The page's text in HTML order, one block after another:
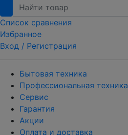
Список сравнения
Избранное
Вход / Регистрация
Бытовая техника
Профессиональная техника
Сервис
Гарантия
Акции
Оплата и доставка